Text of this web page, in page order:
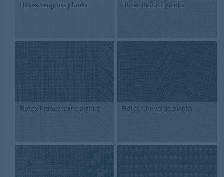
Flotex Seagrass planks Flotex Refract planks
Flotex Frameweave planks Flotex Converge planks